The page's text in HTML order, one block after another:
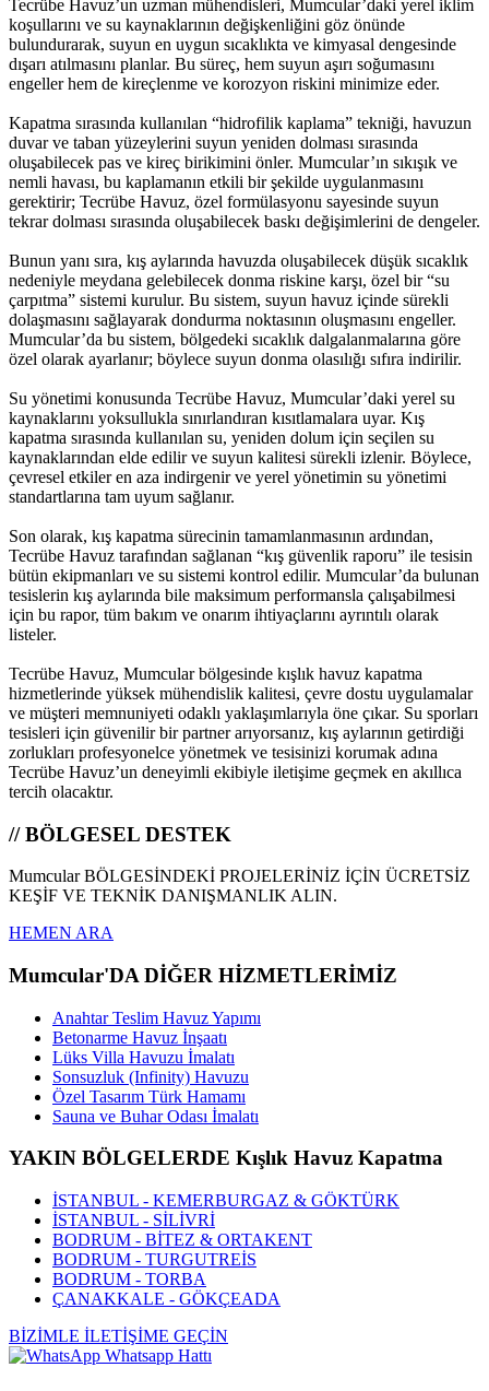
Tecrübe Havuz’un uzman mühendisleri, Mumcular’daki yerel iklim
koşullarını ve su kaynaklarının değişkenliğini göz önünde
bulundurarak, suyun en uygun sıcaklıkta ve kimyasal dengesinde
dışarı atılmasını planlar. Bu süreç, hem suyun aşırı soğumasını
engeller hem de kireçlenme ve korozyon riskini minimize eder.
Kapatma sırasında kullanılan “hidrofilik kaplama” tekniği, havuzun
duvar ve taban yüzeylerini suyun yeniden dolması sırasında
oluşabilecek pas ve kireç birikimini önler. Mumcular’ın sıkışık ve
nemli havası, bu kaplamanın etkili bir şekilde uygulanmasını
gerektirir; Tecrübe Havuz, özel formülasyonu sayesinde suyun
tekrar dolması sırasında oluşabilecek baskı değişimlerini de dengeler.
Bunun yanı sıra, kış aylarında havuzda oluşabilecek düşük sıcaklık
nedeniyle meydana gelebilecek donma riskine karşı, özel bir “su
çarpıtma” sistemi kurulur. Bu sistem, suyun havuz içinde sürekli
dolaşmasını sağlayarak dondurma noktasının oluşmasını engeller.
Mumcular’da bu sistem, bölgedeki sıcaklık dalgalanmalarına göre
özel olarak ayarlanır; böylece suyun donma olasılığı sıfıra indirilir.
Su yönetimi konusunda Tecrübe Havuz, Mumcular’daki yerel su
kaynaklarını yoksullukla sınırlandıran kısıtlamalara uyar. Kış
kapatma sırasında kullanılan su, yeniden dolum için seçilen su
kaynaklarından elde edilir ve suyun kalitesi sürekli izlenir. Böylece,
çevresel etkiler en aza indirgenir ve yerel yönetimin su yönetimi
standartlarına tam uyum sağlanır.
Son olarak, kış kapatma sürecinin tamamlanmasının ardından,
Tecrübe Havuz tarafından sağlanan “kış güvenlik raporu” ile tesisin
bütün ekipmanları ve su sistemi kontrol edilir. Mumcular’da bulunan
tesislerin kış aylarında bile maksimum performansla çalışabilmesi
için bu rapor, tüm bakım ve onarım ihtiyaçlarını ayrıntılı olarak
listeler.
Tecrübe Havuz, Mumcular bölgesinde kışlık havuz kapatma
hizmetlerinde yüksek mühendislik kalitesi, çevre dostu uygulamalar
ve müşteri memnuniyeti odaklı yaklaşımlarıyla öne çıkar. Su sporları
tesisleri için güvenilir bir partner arıyorsanız, kış aylarının getirdiği
zorlukları profesyonelce yönetmek ve tesisinizi korumak adına
Tecrübe Havuz’un deneyimli ekibiyle iletişime geçmek en akıllıca
tercih olacaktır.
// BÖLGESEL DESTEK
Mumcular BÖLGESİNDEKİ PROJELERİNİZ İÇİN ÜCRETSİZ
KEŞİF VE TEKNİK DANIŞMANLIK ALIN.
HEMEN ARA
Mumcular'DA DİĞER HİZMETLERİMİZ
Anahtar Teslim Havuz Yapımı
Betonarme Havuz İnşaatı
Lüks Villa Havuzu İmalatı
Sonsuzluk (Infinity) Havuzu
Özel Tasarım Türk Hamamı
Sauna ve Buhar Odası İmalatı
YAKIN BÖLGELERDE Kışlık Havuz Kapatma
İSTANBUL - KEMERBURGAZ & GÖKTÜRK
İSTANBUL - SİLİVRİ
BODRUM - BİTEZ & ORTAKENT
BODRUM - TURGUTREİS
BODRUM - TORBA
ÇANAKKALE - GÖKÇEADA
BİZİMLE İLETİŞİME GEÇİN
Whatsapp Hattı